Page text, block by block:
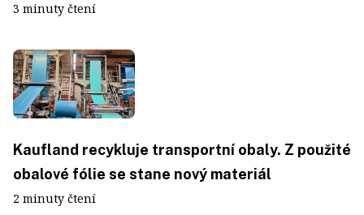
3 minuty čtení
Kaufland recykluje transportní obaly. Z použité
obalové fólie se stane nový materiál
2 minuty čtení